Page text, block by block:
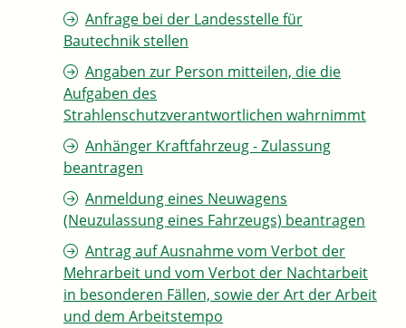
Anfrage bei der Landesstelle für
Bautechnik stellen
Angaben zur Person mitteilen, die die
Aufgaben des
Strahlenschutzverantwortlichen wahrnimmt
Anhänger Kraftfahrzeug - Zulassung
beantragen
Anmeldung eines Neuwagens
(Neuzulassung eines Fahrzeugs) beantragen
Antrag auf Ausnahme vom Verbot der
Mehrarbeit und vom Verbot der Nachtarbeit
in besonderen Fällen, sowie der Art der Arbeit
und dem Arbeitstempo